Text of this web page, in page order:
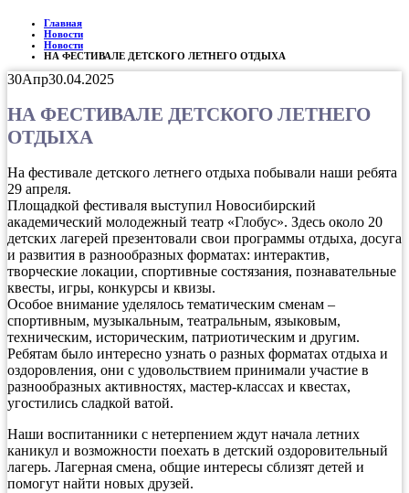
Главная
Новости
Новости
НА ФЕСТИВАЛЕ ДЕТСКОГО ЛЕТНЕГО ОТДЫХА
30Апр30.04.2025
НА ФЕСТИВАЛЕ ДЕТСКОГО ЛЕТНЕГО
ОТДЫХА
На фестивале детского летнего отдыха побывали наши ребята
29 апреля.
Площадкой фестиваля выступил Новосибирский
академический молодежный театр «Глобус». Здесь около 20
детских лагерей презентовали свои программы отдыха, досуга
и развития в разнообразных форматах: интерактив,
творческие локации, спортивные состязания, познавательные
квесты, игры, конкурсы и квизы.
Особое внимание уделялось тематическим сменам –
спортивным, музыкальным, театральным, языковым,
техническим, историческим, патриотическим и другим.
Ребятам было интересно узнать о разных форматах отдыха и
оздоровления, они с удовольствием принимали участие в
разнообразных активностях, мастер-классах и квестах,
угостились сладкой ватой.
Наши воспитанники с нетерпением ждут начала летних
каникул и возможности поехать в детский оздоровительный
лагерь. Лагерная смена, общие интересы сблизят детей и
помогут найти новых друзей.